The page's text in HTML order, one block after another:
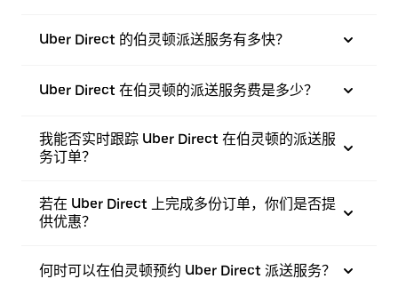
Uber Direct 的伯灵顿派送服务有多快？
Uber Direct 在伯灵顿的派送服务费是多少？
我能否实时跟踪 Uber Direct 在伯灵顿的派送服
务订单？
若在 Uber Direct 上完成多份订单，你们是否提
供优惠？
何时可以在伯灵顿预约 Uber Direct 派送服务？